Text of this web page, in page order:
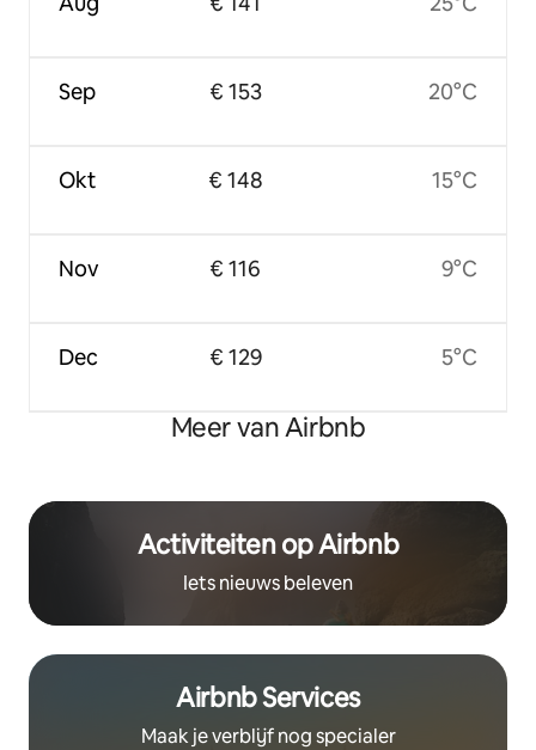
Sep
Okt
Nov
Dec
€ 153
€ 148
€ 116
€ 129
20°C
15°C
9°C
5°C
Meer van Airbnb
Activiteiten op Airbnb
Iets nieuws beleven
Airbnb Services
Maak je verblijf nog specialer